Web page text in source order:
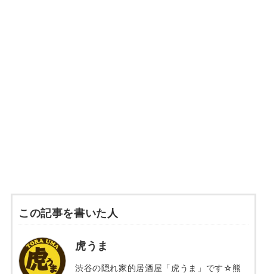
この記事を書いた人
虎うま
渋谷の隠れ家的居酒屋「虎うま」です☆熊